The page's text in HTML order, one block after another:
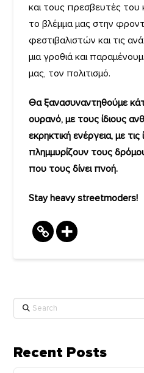
και τους πρεσβευτές του
το βλέμμα μας στην
φεστιβαλιστών και τις
μια γροθιά και
μας, τον πολιτισμό.
Θα ξανασυναντηθούμε
ουρανό, με τους ίδιους
εκρηκτική ενέργεια, με
πλημμυρίζουν τους
που τους δίνει πνοή.
Stay heavy streetmoders!
Search
Recent Posts